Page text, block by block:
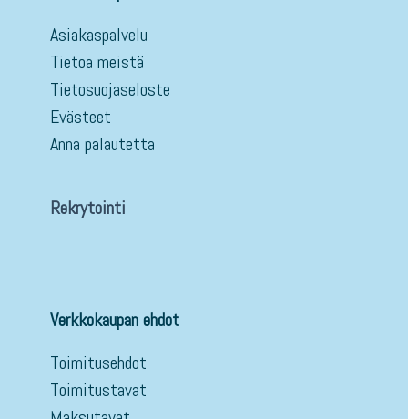
Asiakaspalvelu
Tietoa meistä
Tietosuojaseloste
Evästeet
Anna palautetta
Rekrytointi
Verkkokaupan ehdot
Toimitusehdot
Toimitustavat